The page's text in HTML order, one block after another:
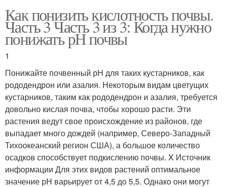
Как понизить кислотность почвы.
Часть 3 Часть 3 из 3: Когда нужно
понижать рН почвы
1
Понижайте почвенный рН для таких кустарников, как
рододендрон или азалия. Некоторым видам цветущих
кустарников, таким как рододендрон и азалия, требуется
довольно кислая почва, чтобы хорошо расти. Эти
растения ведут свое происхождение из районов, где
выпадает много дождей (например, Северо-Западный
Тихоокеанский регион США), а большое количество
осадков способствует подкислению почвы. X Источник
информации Для этих видов растений оптимальное
значение рН варьирует от 4,5 до 5,5. Однако они могут